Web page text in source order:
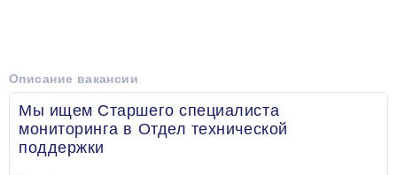
Описание вакансии
Мы ищем Старшего специалиста
мониторинга в Отдел технической
поддержки